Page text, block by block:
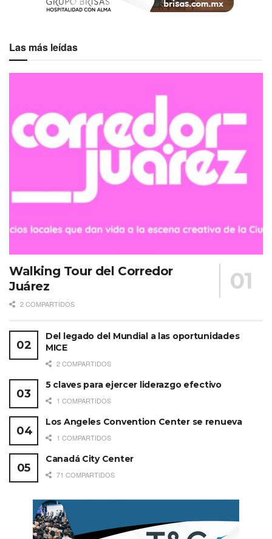
Las más leídas
Walking Tour del Corredor
Juárez
2 COMPARTIDOS
Del legado del Mundial a las oportunidades
MICE
2 COMPARTIDOS
5 claves para ejercer liderazgo efectivo
1 COMPARTIDOS
Los Angeles Convention Center se renueva
1 COMPARTIDOS
Canadá City Center
71 COMPARTIDOS